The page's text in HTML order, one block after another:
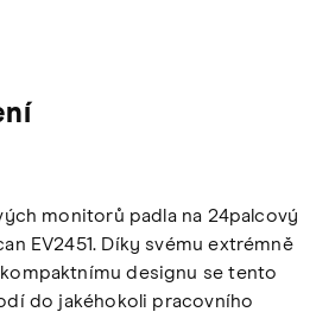
monitorů padla na 24palcový
EV2451. Díky svému extrémně
designu se tento
do jakéhokoli pracovního